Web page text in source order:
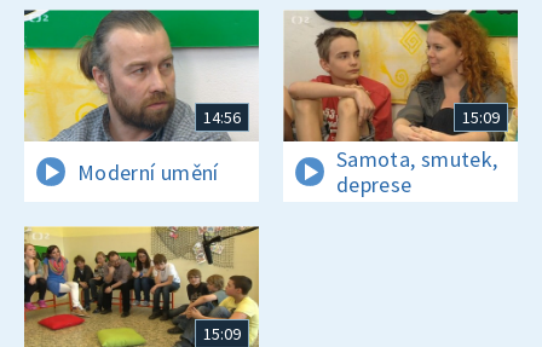
14:56
Moderní umění
15:09
Samota, smutek,
deprese
15:09